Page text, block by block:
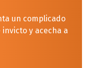
un complicado
y acecha a